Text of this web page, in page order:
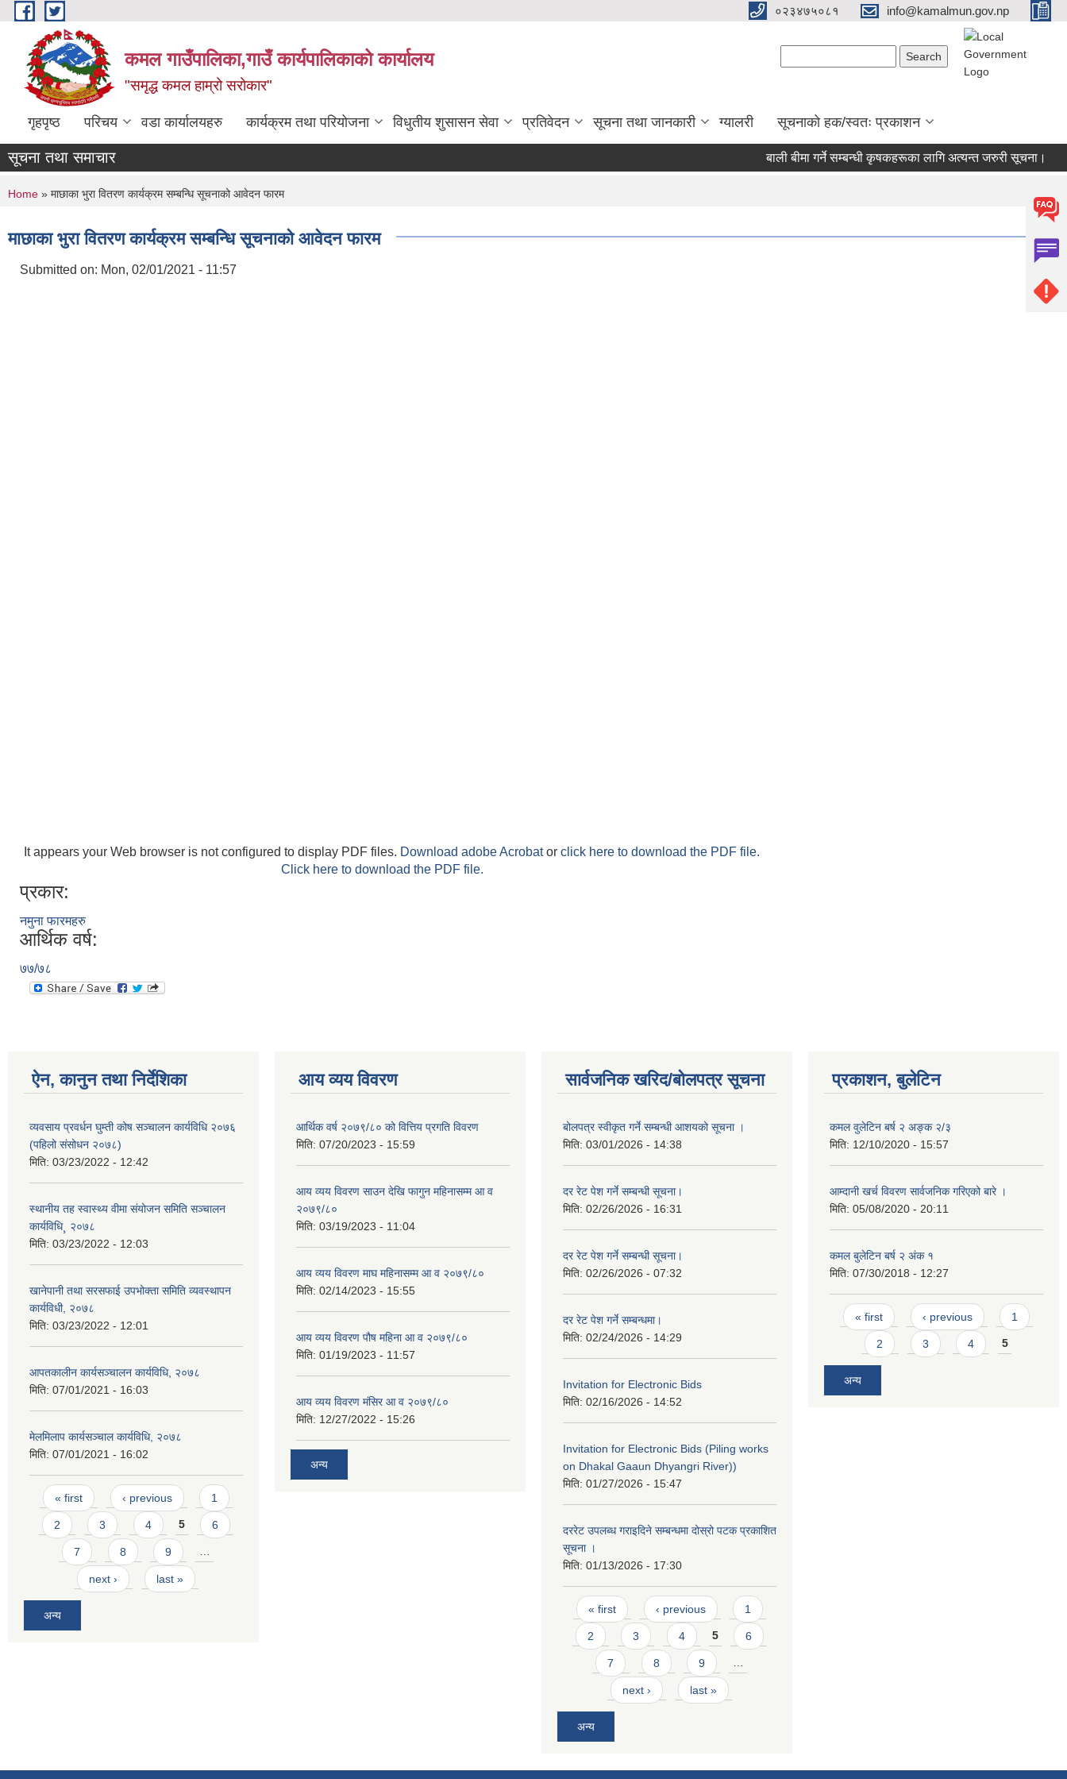
Skip to main content ०२३४७५०८१ info@kamalmun.gov.np
कमल गाउँपालिका,गाउँ कार्यपालिकाको कार्यालय
"समृद्ध कमल हाम्रो सरोकार"
गृहपृष्ठ परिचय वडा कार्यालयहरु कार्यक्रम तथा परियोजना विधुतीय शुसासन सेवा प्रतिवेदन सूचना तथा जानकारी ग्यालरी सूचनाको हक/स्वतः प्रकाशन
सूचना तथा समाचार बाली बीमा गर्ने सम्बन्धी कृषकहरूका लागि अत्यन्त जरुरी सूचना।
You are here
Home » माछाका भुरा वितरण कार्यक्रम सम्बन्धि सूचनाको आवेदन फारम
माछाका भुरा वितरण कार्यक्रम सम्बन्धि सूचनाको आवेदन फारम
Submitted on: Mon, 02/01/2021 - 11:57
It appears your Web browser is not configured to display PDF files. Download adobe Acrobator click here to download the PDF file.
Click here to download the PDF file.
प्रकार:
नमुना फारमहरु
आर्थिक वर्ष:
७७/७८
ऐन, कानुन तथा निर्देशिका
व्यवसाय प्रवर्धन घुम्ती कोष सञ्चालन कार्यविधि २०७६
(पहिलो संसोधन २०७८)
मिति: 03/23/2022 - 12:42
स्थानीय तह स्वास्थ्य वीमा संयोजन समिति सञ्चालन
कार्यविधि¸ २०७८
मिति: 03/23/2022 - 12:03
खानेपानी तथा सरसफाई उपभोक्ता समिति व्यवस्थापन
कार्यविधी, २०७८
मिति: 03/23/2022 - 12:01
आपतकालीन कार्यसञ्चालन कार्यविधि, २०७८
मिति: 07/01/2021 - 16:03
मेलमिलाप कार्यसञ्चाल कार्यविधि, २०७८
मिति: 07/01/2021 - 16:02
Pages
« first ‹ previous 1
2 3 4 5 6
7 8 9 …
next › last »
अन्य
आय व्यय विवरण
आर्थिक वर्ष २०७९/८० को वित्तिय प्रगति विवरण
मिति: 07/20/2023 - 15:59
आय व्यय विवरण साउन देखि फागुन महिनासम्म आ व
२०७९/८०
मिति: 03/19/2023 - 11:04
आय व्यय विवरण माघ महिनासम्म आ व २०७९/८०
मिति: 02/14/2023 - 15:55
आय व्यय विवरण पौष महिना आ व २०७९/८०
मिति: 01/19/2023 - 11:57
आय व्यय विवरण मंसिर आ व २०७९/८०
मिति: 12/27/2022 - 15:26
अन्य
सार्वजनिक खरिद/बोलपत्र सूचना
बोलपत्र स्वीकृत गर्ने सम्बन्धी आशयको सूचना ।
मिति: 03/01/2026 - 14:38
दर रेट पेश गर्ने सम्बन्धी सूचना।
मिति: 02/26/2026 - 16:31
दर रेट पेश गर्ने सम्बन्धी सूचना।
मिति: 02/26/2026 - 07:32
दर रेट पेश गर्ने सम्बन्धमा।
मिति: 02/24/2026 - 14:29
Invitation for Electronic Bids
मिति: 02/16/2026 - 14:52
Invitation for Electronic Bids (Piling works
on Dhakal Gaaun Dhyangri River))
मिति: 01/27/2026 - 15:47
दररेट उपलब्ध गराइदिने सम्बन्धमा दोस्रो पटक प्रकाशित
सूचना ।
मिति: 01/13/2026 - 17:30
Pages
« first ‹ previous 1
2 3 4 5 6
7 8 9 …
next › last »
अन्य
प्रकाशन, बुलेटिन
कमल वुलेटिन बर्ष २ अङ्क २/३
मिति: 12/10/2020 - 15:57
आम्दानी खर्च विवरण सार्वजनिक गरिएको बारे ।
मिति: 05/08/2020 - 20:11
कमल बुलेटिन बर्ष २ अंक १
मिति: 07/30/2018 - 12:27
Pages
« first ‹ previous 1
2 3 4 5
अन्य